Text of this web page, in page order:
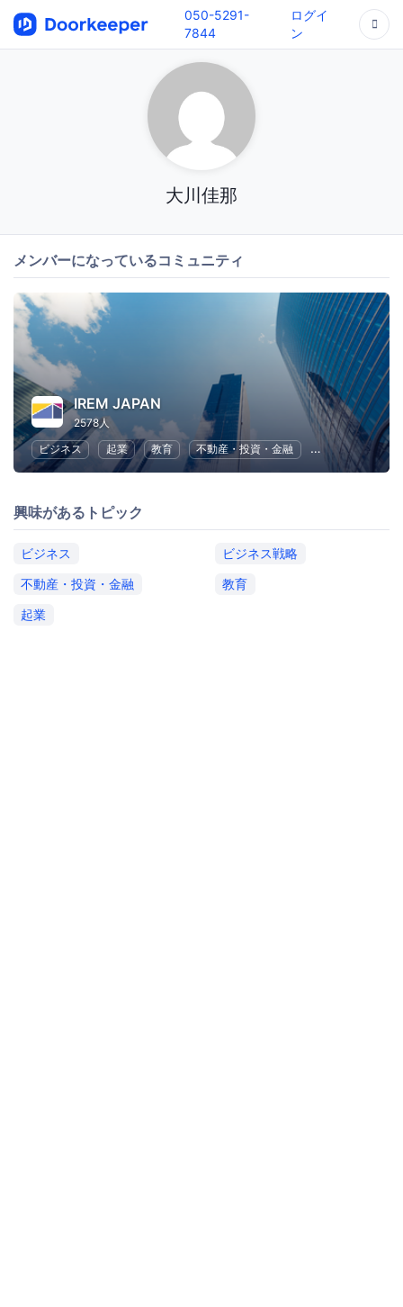
050-5291-
7844
ログイ
ン
大川佳那
メンバーになっているコミュニティ
IREM JAPAN
2578人
ビジネス
起業 教育 不動産・投資・金融 ビジネス戦略
興味があるトピック
ビジネス
ビジネス戦略
不動産・投資・金融
教育
起業